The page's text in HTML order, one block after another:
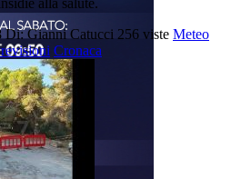
alla salute.
Di: Gianni Catucci 256 viste Meteo
Cronaca